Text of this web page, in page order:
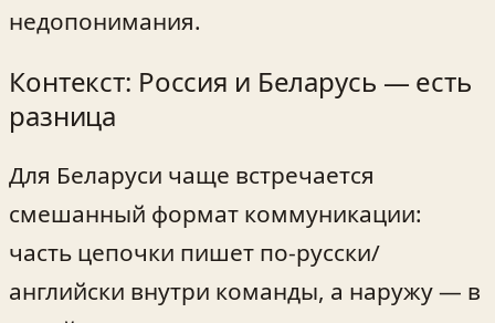
недопонимания.
Контекст: Россия и Беларусь — есть
разница
Для Беларуси чаще встречается
смешанный формат коммуникации:
часть цепочки пишет по-русски/
английски внутри команды, а наружу — в